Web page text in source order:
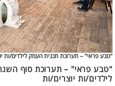
"טבע פראי" – תערוכת תכנית העמק לילדים/ות
"טבע פראי" – תערוכת סוף
לילדים/ות יוצרים/ות